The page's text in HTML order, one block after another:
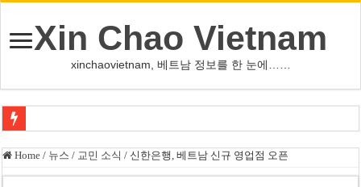
Xin Chao Vietnam
xinchaovietnam, 베트남 정보를 한 눈에……
쩐 타인 먼 베트남 국회의장 “외교 성과, 국가 위상 제고에 크게 기여”
싱가포르 하오마트, 마지막 프리미엄 매장 폐점… 적자·소송 악재 속 사업 축
Home / 뉴스 / 교민 소식 / 신한은행, 베트남 신규 영업점 오픈